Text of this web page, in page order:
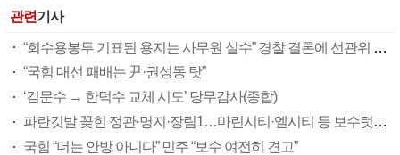
관련기사
“회수용봉투 기표된 용지는 사무원 실수” 경찰 결론에 선관위 부실 투표관리 도마(종합)
“국힘 대선 패배는 尹·권성동 탓”
‘김문수 → 한덕수 교체 시도’ 당무감사(종합)
파란깃발 꽂힌 정관·명지·장림1…마린시티·엘시티 등 보수텃밭도 미세변화 감지
국힘 “더는 안방 아니다” 민주 “보수 여전히 견고”